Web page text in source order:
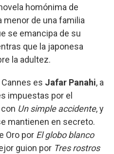
homónima de
menor de una familia
se emancipa de su
que la japonesa
la adultez.
es Jafar Panahi, a
impuestas por el
Un simple accidente, y
mantienen en secreto.
Oro por El globo blanco
guion por Tres rostros